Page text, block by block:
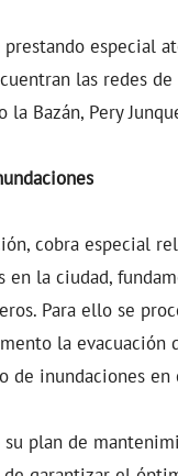
prestando especial
las redes
la Bazán, Pery
cobra especial
la ciudad,
Para ello se
la evacuación
de inundaciones en
plan de